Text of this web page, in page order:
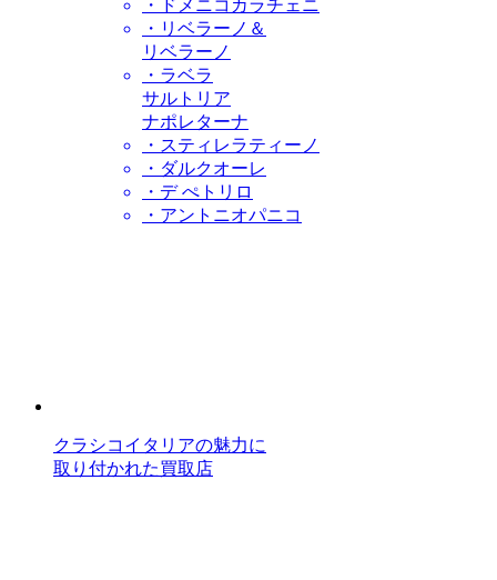
・ドメニコカラチェニ
・リベラーノ＆
リベラーノ
・ラベラ
サルトリア
ナポレターナ
・スティレラティーノ
・ダルクオーレ
・デ ぺトリロ
・アントニオパニコ
クラシコイタリアの魅力に
取り付かれた買取店